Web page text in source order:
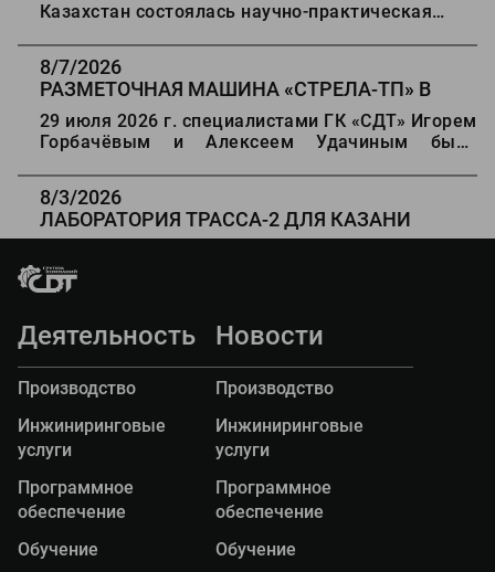
Казахстан состоялась научно-практическая
автомобильных дорог Казахстана".
8/7/2026
РАЗМЕТОЧНАЯ МАШИНА «СТРЕЛА-ТП» В
ДЕРБЕНТ
29 июля 2026 г. специалистами ГК «СДТ» Игорем
Горбачёвым и Алексеем Удачиным была
дорог «Стрела ТП» Заказчику в г Дербенте.
8/3/2026
ЛАБОРАТОРИЯ ТРАССА-2 ДЛЯ КАЗАНИ
строительный университет г. Казани получил
передвижную дорожную лабораторию
Деятельность
Производство
Инжиниринговые
услуги
Программное
обеспечение
Обучение
Новости
Производство
Инжиниринговые
услуги
Программное
обеспечение
Обучение